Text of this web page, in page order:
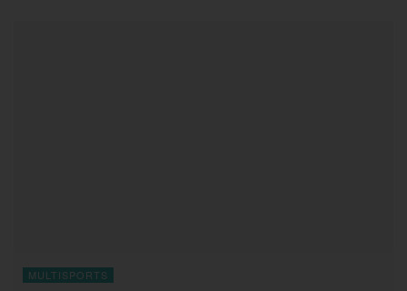
MULTISPORTS